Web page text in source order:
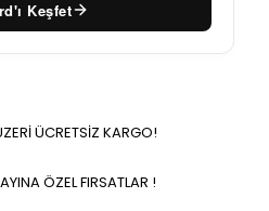
Keşfet
ÜCRETSİZ KARGO!
ÖZEL FIRSATLAR !